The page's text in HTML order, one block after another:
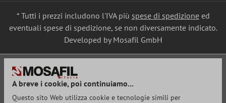
* Tutti i prezzi includono l'IVA più spese di spedizioneed
eventuali spese di spedizione, se non diversamente indicato.
Developed by Mosafil GmbH
A breve i cookie, poi continuiamo...
Questo sito Web utilizza cookie e tecnologie simili per